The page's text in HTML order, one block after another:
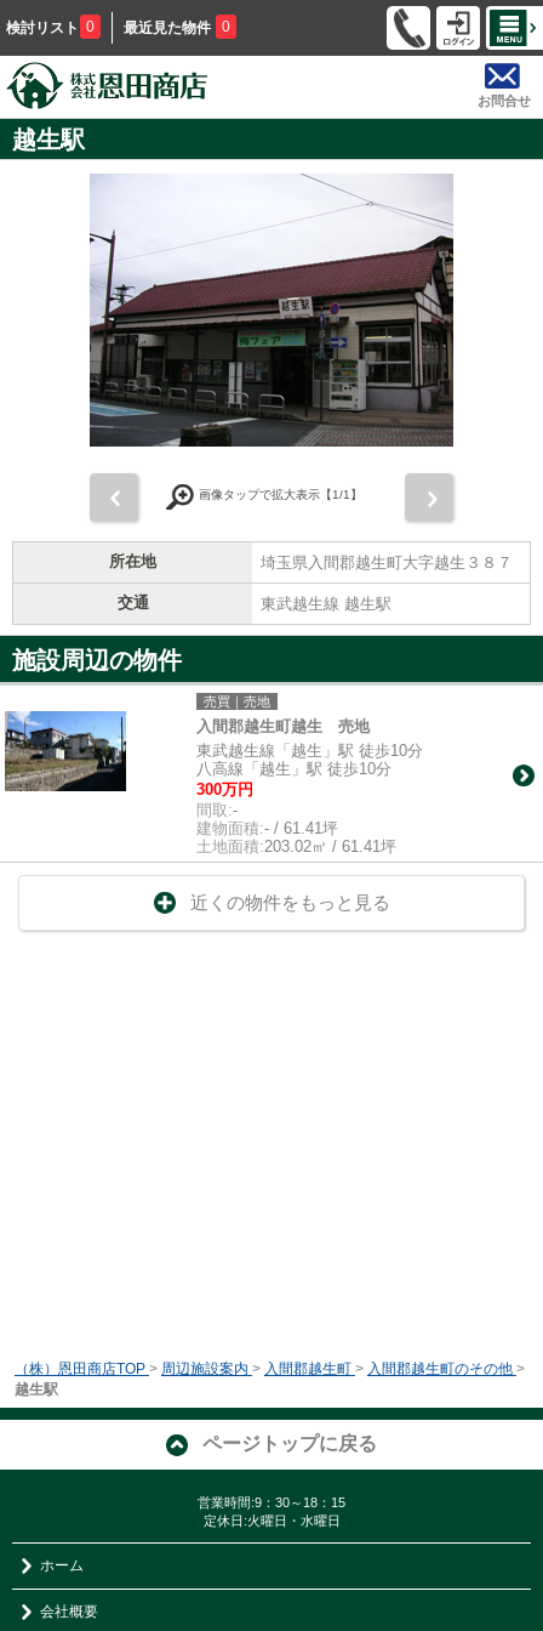
検討リスト 0 最近見た物件 0
お問合せ
越生駅
画像タップで拡大表示【1/1】
所在地 埼玉県入間郡越生町大字越生３８７
交通 東武越生線 越生駅
施設周辺の物件
売買｜売地
入間郡越生町越生 売地
東武越生線「越生」駅 徒歩10分
八高線「越生」駅 徒歩10分
300万円
間取:-
建物面積:- / 61.41坪
土地面積:203.02㎡ / 61.41坪
近くの物件をもっと見る
（株）恩田商店TOP > 周辺施設案内 > 入間郡越生町 > 入間郡越生町のその他 >
越生駅
ページトップに戻る
営業時間:9：30～18：15
定休日:火曜日・水曜日
ホーム
会社概要